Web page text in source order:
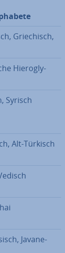
Grie­chisch,
Hie­ro­gly­
Syrisch
Alt-Türkisch
Ja­va­ne­